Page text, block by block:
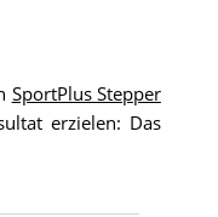
SportPlus Stepper
erzielen: Das